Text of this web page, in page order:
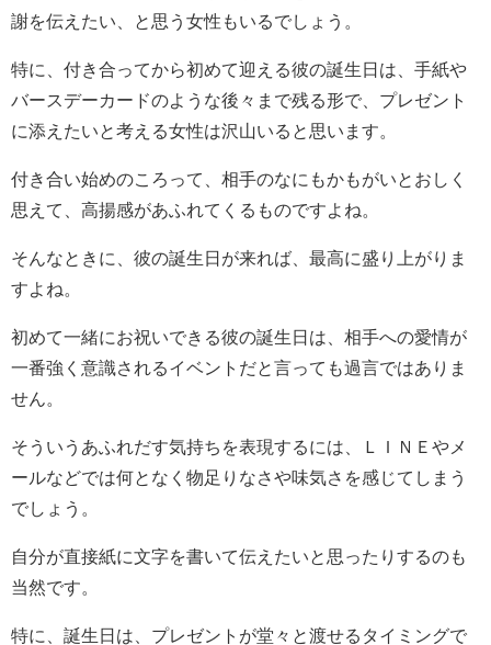
謝を伝えたい、と思う女性もいるでしょう。
特に、付き合ってから初めて迎える彼の誕生日は、手紙や
バースデーカードのような後々まで残る形で、プレゼント
に添えたいと考える女性は沢山いると思います。
付き合い始めのころって、相手のなにもかもがいとおしく
思えて、高揚感があふれてくるものですよね。
そんなときに、彼の誕生日が来れば、最高に盛り上がりま
すよね。
初めて一緒にお祝いできる彼の誕生日は、相手への愛情が
一番強く意識されるイベントだと言っても過言ではありま
せん。
そういうあふれだす気持ちを表現するには、ＬＩＮＥやメ
ールなどでは何となく物足りなさや味気さを感じてしまう
でしょう。
自分が直接紙に文字を書いて伝えたいと思ったりするのも
当然です。
特に、誕生日は、プレゼントが堂々と渡せるタイミングで